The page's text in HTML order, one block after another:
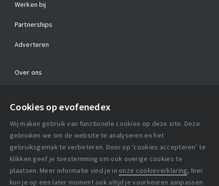
Cookies op evofenedex
Wij maken gebruik van functionele cookies op deze site. Deze
gebruiken we om de website te analyseren en het
gebruiksgemak te verbeteren. Door op ‘cookies accepteren’ te
klikken geef je toestemming om ook overige cookies te
plaatsen. Meer informatie vind je in onze cookieverklaring, hier
kun je op een later moment ook altijd je voorkeuren aanpassen
Werken bij
Partnerships
Adverteren
Over ons
Algemene voorwaarden
Cookie verklaring
Copyright statement
Lidmaatschapsvoorwaarden